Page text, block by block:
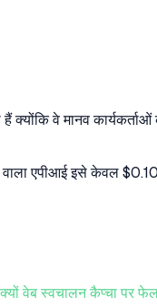
वे मानव
एपीआई इसे केवल
क्यों वेब स्वचालन कैप्चा पर फेल